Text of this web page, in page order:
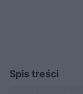
Spis treści